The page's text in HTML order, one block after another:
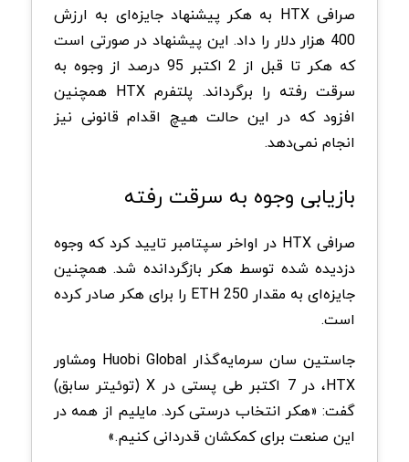
صرافی HTX به هکر پیشنهاد جایزه‌ای به ارزش
400 هزار دلار را داد. این پیشنهاد در صورتی است
که هکر تا قبل از 2 اکتبر 95 درصد از وجوه به
سرقت رفته را برگرداند. پلتفرم HTX همچنین
افزود که در این حالت هیچ اقدام قانونی نیز
انجام نمی‌دهد.
بازیابی وجوه به سرقت رفته
صرافی HTX در اواخر سپتامبر تایید کرد که وجوه
دزدیده شده توسط هکر بازگردانده شد. همچنین
جایزه‌ای به مقدار 250 ETH را برای هکر صادر کرده
است.
جاستین سان سرمایه‌گذار Huobi Global ومشاور
HTX، در 7 اکتبر طی پستی در X (توئیتر سابق)
گفت: «هکر انتخاب درستی کرد. مایلیم از همه در
این صنعت برای کمکشان قدردانی کنیم.»